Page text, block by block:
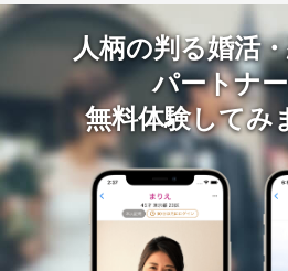
人柄の判る婚活
パートナ
無料体験してみ